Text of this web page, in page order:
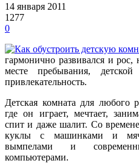
14 января 2011
1277
0
гармонично развивался и
месте пребывания,
привлекательность.
Детская комната для любого
где он играет, мечтает,
спит и даже шалит. Со
куклы с машинками и
вымпелами и
компьютерами.